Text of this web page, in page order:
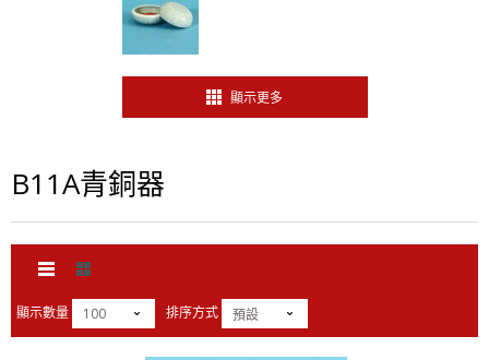
顯示更多
B11A青銅器
顯示數量 100 排序方式 預設